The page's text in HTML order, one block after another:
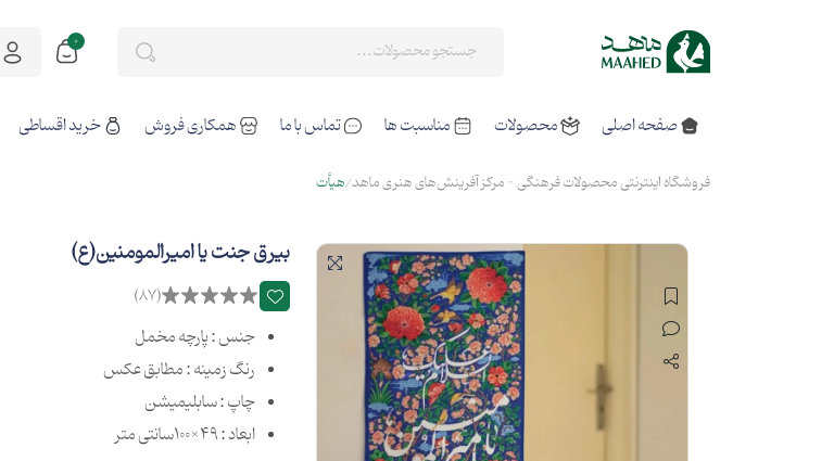
0
صفحه اصلی محصولات مناسبت ها تماس با ما همکاری فروش خرید اقساطی
فروشگاه اینترنتی محصولات فرهنگی - مرکز آفرینش‌های هنری ماهد هیأت
بيرق جنت يا اميرالمومنين(ع)
(87)
جنس : پارچه مخمل
رنگ زمینه : مطابق عکس
چاپ : سابلیمیشن
ابعاد : 49×100سانتی متر